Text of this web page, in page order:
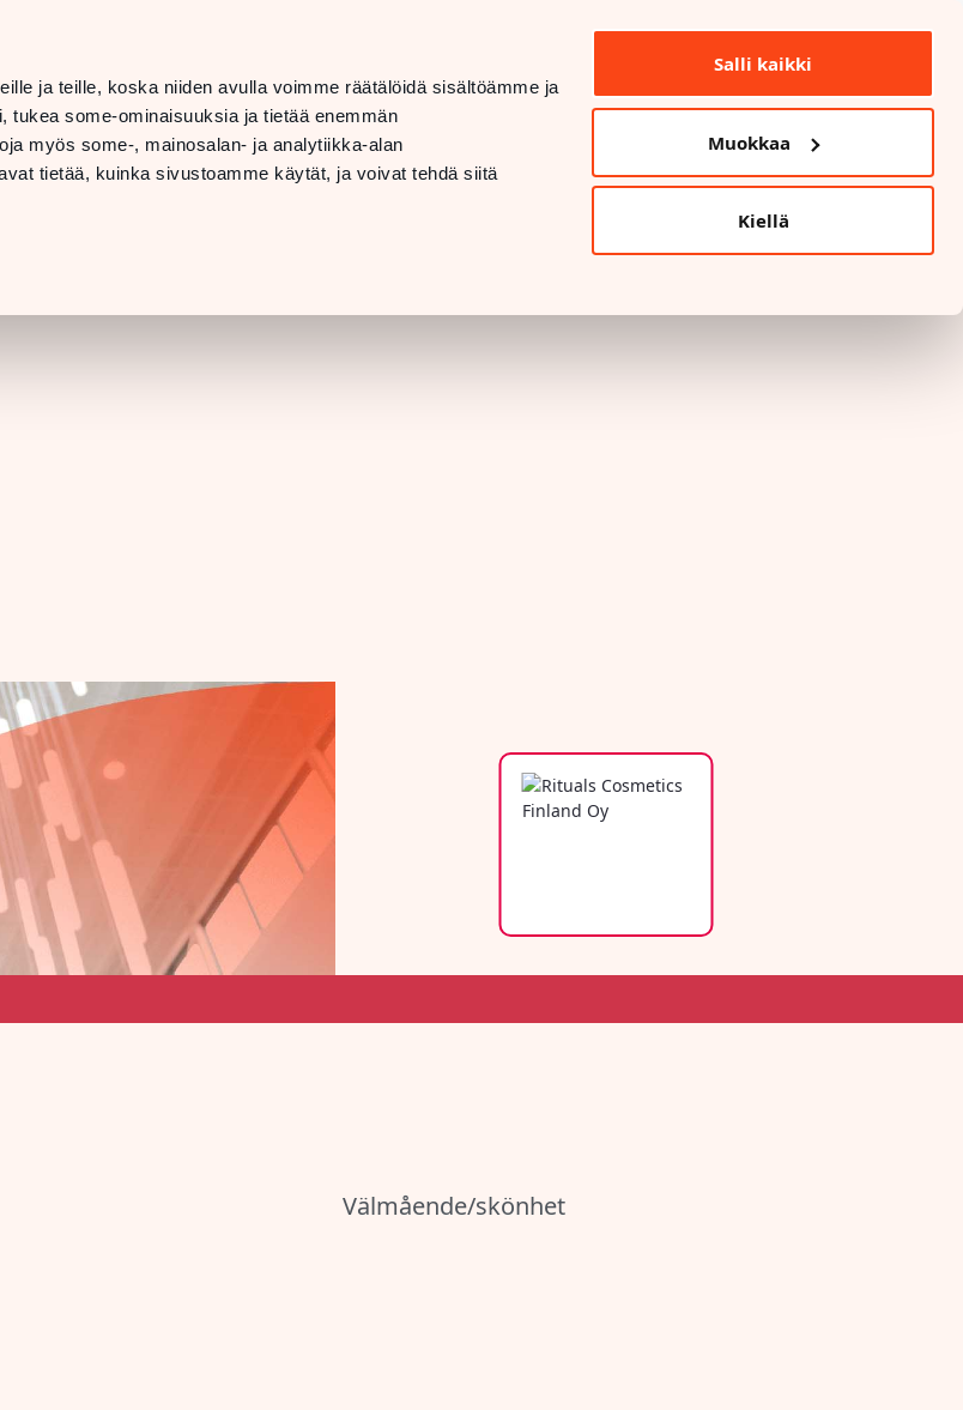
ja teille, koska niiden avulla voimme räätälöidä sisältöämme ja
tukea some-ominaisuuksia ja tietää enemmän
myös some-, mainosalan- ja analytiikka-alan
tietää, kuinka sivustoamme käytät, ja voivat tehdä siitä
Salli kaikki
Muokkaa
Kiellä
DATASKYDD OCH SÄKERHET
[BUTIKSINFORMATION]
Välmående/skönhet